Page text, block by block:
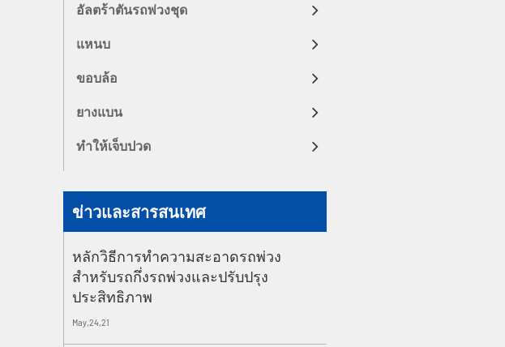
อัลตร้าตันรถพ่วงชุด
แหนบ
ขอบล้อ
ยางแบน
ทำให้เจ็บปวด
ข่าวและสารสนเทศ
หลักวิธีการทำความสะอาดรถพ่วง
สำหรับรถกึ่งรถพ่วงและปรับปรุง
ประสิทธิภาพ
May,24,21